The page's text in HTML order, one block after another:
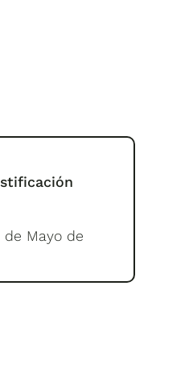
de Mayo de